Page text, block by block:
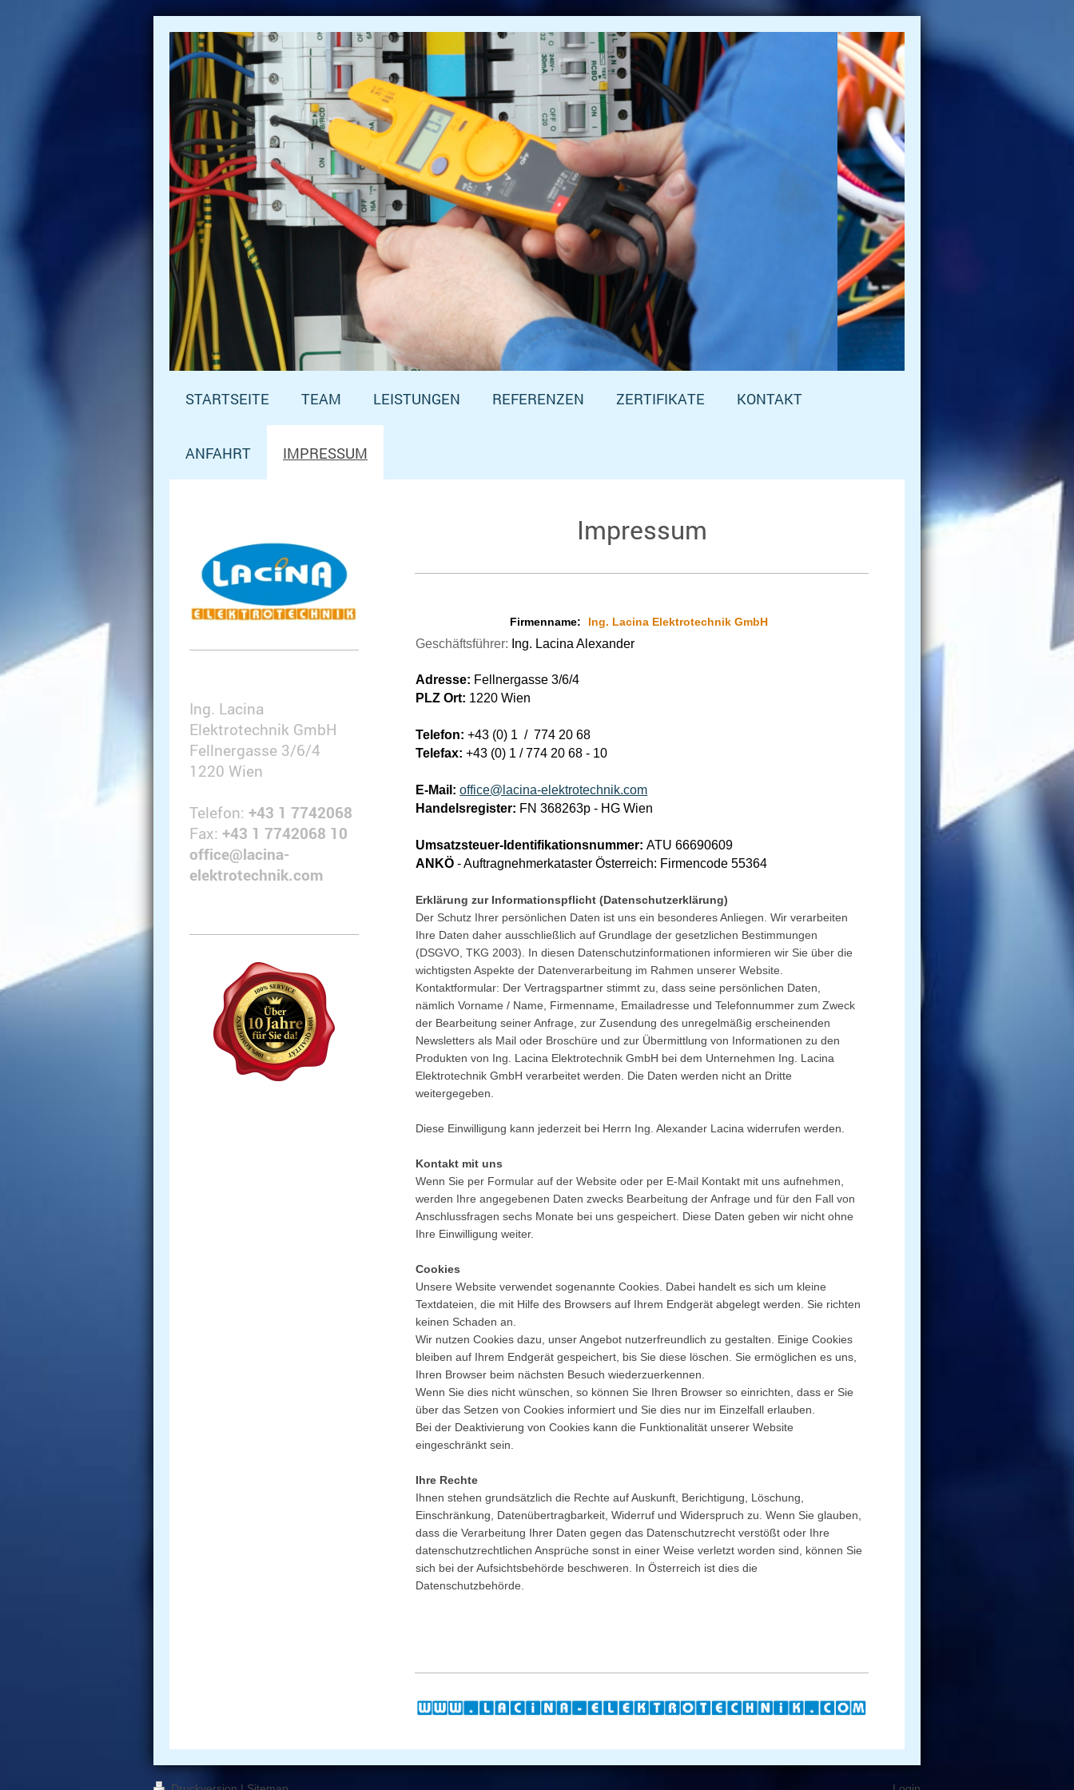
STARTSEITE TEAM LEISTUNGEN REFERENZEN ZERTIFIKATE KONTAKT
ANFAHRT IMPRESSUM
Impressum
Firmenname: Ing. Lacina Elektrotechnik GmbH
Geschäftsführer: Ing. Lacina Alexander
Adresse: Fellnergasse 3/6/4
PLZ Ort: 1220 Wien
Telefon: +43 (0) 1 / 774 20 68
Telefax: +43 (0) 1 / 774 20 68 - 10
E-Mail:office@lacina-elektrotechnik.com
Handelsregister: FN 368263p - HG Wien
Umsatzsteuer-Identifikationsnummer: ATU 66690609
ANKÖ - Auftragnehmerkataster Österreich: Firmencode 55364
Erklärung zur Informationspflicht (Datenschutzerklärung)
Der Schutz Ihrer persönlichen Daten ist uns ein besonderes Anliegen. Wir verarbeiten
Ihre Daten daher ausschließlich auf Grundlage der gesetzlichen Bestimmungen
(DSGVO, TKG 2003). In diesen Datenschutzinformationen informieren wir Sie über die
wichtigsten Aspekte der Datenverarbeitung im Rahmen unserer Website.
Kontaktformular: Der Vertragspartner stimmt zu, dass seine persönlichen Daten,
nämlich Vorname / Name, Firmenname, Emailadresse und Telefonnummer zum Zweck
der Bearbeitung seiner Anfrage, zur Zusendung des unregelmäßig erscheinenden
Newsletters als Mail oder Broschüre und zur Übermittlung von Informationen zu den
Produkten von Ing. Lacina Elektrotechnik GmbH bei dem Unternehmen Ing. Lacina
Elektrotechnik GmbH verarbeitet werden. Die Daten werden nicht an Dritte
weitergegeben.
Diese Einwilligung kann jederzeit bei Herrn Ing. Alexander Lacina widerrufen werden.
Kontakt mit uns
Wenn Sie per Formular auf der Website oder per E-Mail Kontakt mit uns aufnehmen,
werden Ihre angegebenen Daten zwecks Bearbeitung der Anfrage und für den Fall von
Anschlussfragen sechs Monate bei uns gespeichert. Diese Daten geben wir nicht ohne
Ihre Einwilligung weiter.
Cookies
Unsere Website verwendet sogenannte Cookies. Dabei handelt es sich um kleine
Textdateien, die mit Hilfe des Browsers auf Ihrem Endgerät abgelegt werden. Sie richten
keinen Schaden an.
Wir nutzen Cookies dazu, unser Angebot nutzerfreundlich zu gestalten. Einige Cookies
bleiben auf Ihrem Endgerät gespeichert, bis Sie diese löschen. Sie ermöglichen es uns,
Ihren Browser beim nächsten Besuch wiederzuerkennen.
Wenn Sie dies nicht wünschen, so können Sie Ihren Browser so einrichten, dass er Sie
über das Setzen von Cookies informiert und Sie dies nur im Einzelfall erlauben.
Bei der Deaktivierung von Cookies kann die Funktionalität unserer Website
eingeschränkt sein.
Ihre Rechte
Ihnen stehen grundsätzlich die Rechte auf Auskunft, Berichtigung, Löschung,
Einschränkung, Datenübertragbarkeit, Widerruf und Widerspruch zu. Wenn Sie glauben,
dass die Verarbeitung Ihrer Daten gegen das Datenschutzrecht verstößt oder Ihre
datenschutzrechtlichen Ansprüche sonst in einer Weise verletzt worden sind, können Sie
sich bei der Aufsichtsbehörde beschweren. In Österreich ist dies die
Datenschutzbehörde.
Ing. Lacina
Elektrotechnik GmbH
Fellnergasse 3/6/4
1220 Wien
Telefon: +43 1 7742068
Fax: +43 1 7742068 10
office@lacina-
elektrotechnik.com